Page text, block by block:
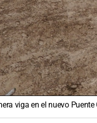
viga en el nuevo